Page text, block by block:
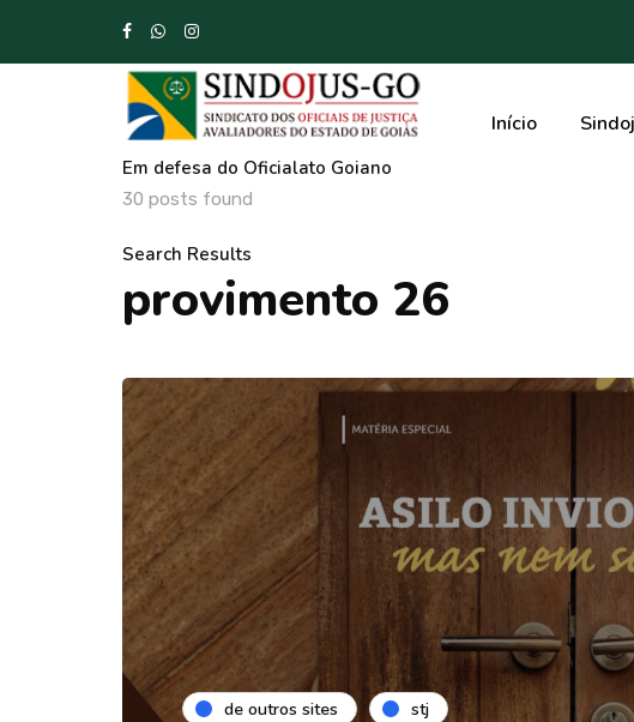
Em defesa do Oficialato Goiano
Início
30 posts found
Search Results
provimento 26
de outros sites stj